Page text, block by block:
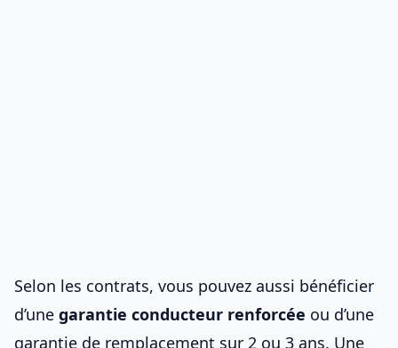
Selon les contrats, vous pouvez aussi bénéficier
d’une garantie conducteur renforcée ou d’une
garantie de remplacement sur 2 ou 3 ans. Une